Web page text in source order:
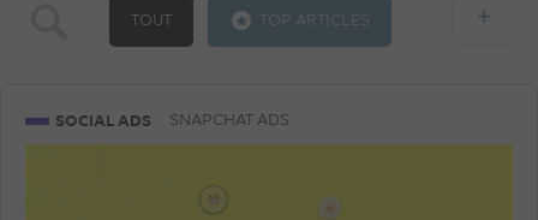
TOUT TOP ARTICLES +
SOCIAL ADS SNAPCHAT ADS